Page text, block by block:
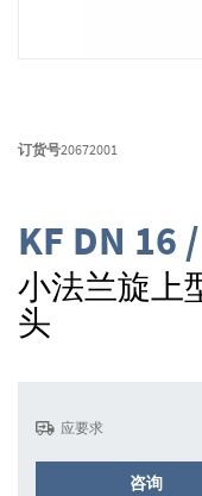
转
库
开
头
KF DN 16
小法兰旋上
头
订货号20672001
应要求
咨询